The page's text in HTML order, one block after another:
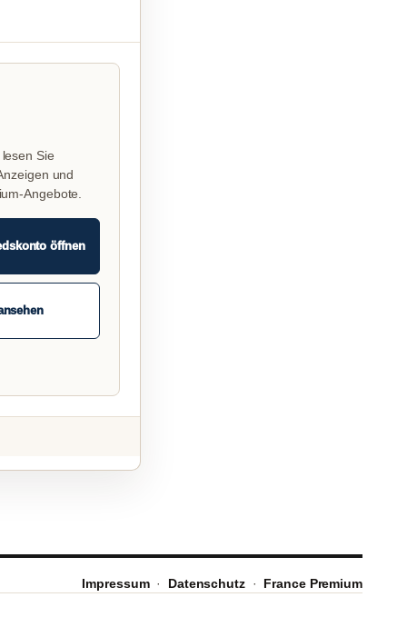
Sie
und
Angebote.
öffnen
Impressum· Datenschutz· France Premium